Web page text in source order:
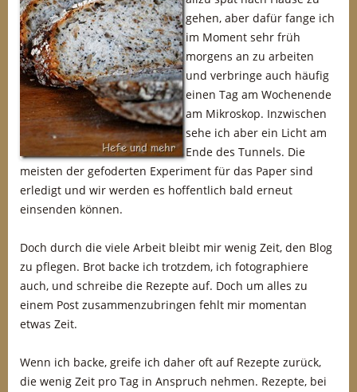
gehen, aber dafür fange ich
im Moment sehr früh
morgens an zu arbeiten
und verbringe auch häufig
einen Tag am Wochenende
am Mikroskop. Inzwischen
sehe ich aber ein Licht am
Ende des Tunnels. Die
meisten der gefoderten Experiment für das Paper sind
erledigt und wir werden es hoffentlich bald erneut
einsenden können.
Doch durch die viele Arbeit bleibt mir wenig Zeit, den Blog
zu pflegen. Brot backe ich trotzdem, ich fotographiere
auch, und schreibe die Rezepte auf. Doch um alles zu
einem Post zusammenzubringen fehlt mir momentan
etwas Zeit.
Wenn ich backe, greife ich daher oft auf Rezepte zurück,
die wenig Zeit pro Tag in Anspruch nehmen. Rezepte, bei